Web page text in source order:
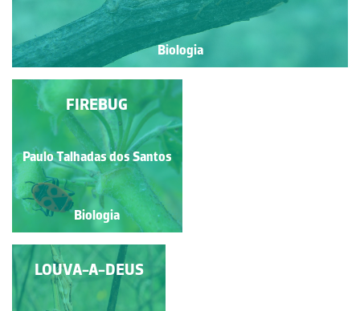
Biologia
GRILO-DO-CAMPO
Paulo Talhadas dos Santos
Biologia
FIREBUG
Paulo Talhadas dos Santos
Biologia
FIVE-SPOT BURNET
LOUVA-A-DEUS